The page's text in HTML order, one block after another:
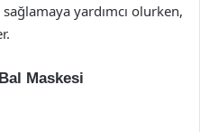
yardımcı olurken,
Maskesi